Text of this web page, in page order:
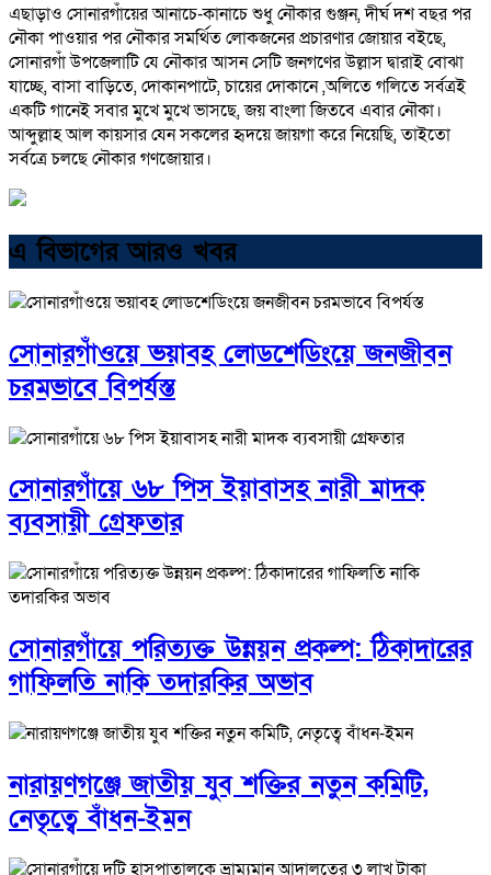
এছাড়াও সোনারগাঁয়ের আনাচে-কানাচে শুধু নৌকার গুঞ্জন, দীর্ঘ দশ বছর পর
নৌকা পাওয়ার পর নৌকার সমর্থিত লোকজনের প্রচারণার জোয়ার বইছে,
সোনারগাঁ উপজেলাটি যে নৌকার আসন সেটি জনগণের উল্লাস দ্বারাই বোঝা
যাচ্ছে, বাসা বাড়িতে, দোকানপাটে, চায়ের দোকানে ,অলিতে গলিতে সর্বত্রই
একটি গানেই সবার মুখে মুখে ভাসছে, জয় বাংলা জিতবে এবার নৌকা।
আব্দুল্লাহ আল কায়সার যেন সকলের হৃদয়ে জায়গা করে নিয়েছি, তাইতো
সর্বত্রে চলছে নৌকার গণজোয়ার।
এ বিভাগের আরও খবর
সোনারগাঁওয়ে ভয়াবহ লোডশেডিংয়ে জনজীবন
চরমভাবে বিপর্যস্ত
সোনারগাঁয়ে ৬৮ পিস ইয়াবাসহ নারী মাদক
ব্যবসায়ী গ্রেফতার
সোনারগাঁয়ে পরিত্যক্ত উন্নয়ন প্রকল্প: ঠিকাদারের
গাফিলতি নাকি তদারকির অভাব
নারায়ণগঞ্জে জাতীয় যুব শক্তির নতুন কমিটি,
নেতৃত্বে বাঁধন-ইমন